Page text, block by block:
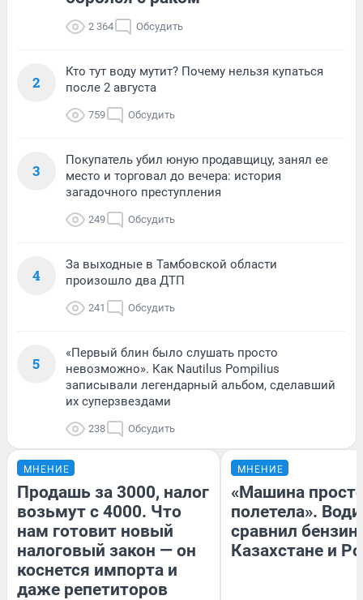
2 364 Обсудить
2
Кто тут воду мутит? Почему нельзя купаться
после 2 августа
759 Обсудить
3
Покупатель убил юную продавщицу, занял ее
место и торговал до вечера: история
загадочного преступления
249 Обсудить
4
За выходные в Тамбовской области
произошло два ДТП
241 Обсудить
5
«Первый блин было слушать просто
невозможно». Как Nautilus Pompilius
записывали легендарный альбом, сделавший
их суперзвездами
238 Обсудить
МНЕНИЕ
Продашь за 3000, налог
возьмут с 4000. Что
нам готовит новый
налоговый закон — он
коснется импорта и
даже репетиторов
МНЕНИЕ
«Машина
полетела».
сравнил бензин
Казахстане и